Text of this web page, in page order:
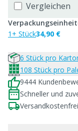
Vergleichen
1+ Stück34,90 €
6 Stück pro
108 Stück pro
9444
Schneller und